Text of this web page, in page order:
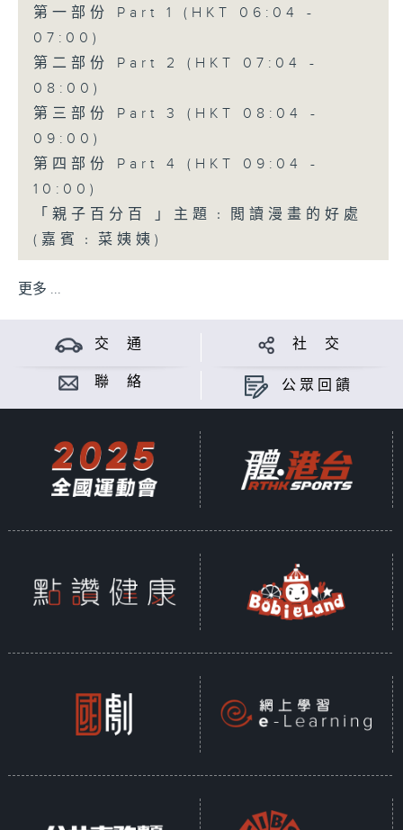
第一部份 Part 1 (HKT 06:04 -
07:00)
第二部份 Part 2 (HKT 07:04 -
08:00)
第三部份 Part 3 (HKT 08:04 -
09:00)
第四部份 Part 4 (HKT 09:04 -
10:00)
「親子百分百 」主題﹕閲讀漫畫的好處
(嘉賓﹕菜姨姨)
更多 ...
交 通 社 交
聯 絡 公眾回饋